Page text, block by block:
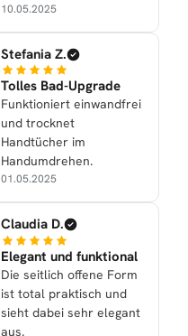
10.05.2025
Stefania Z.
Tolles Bad-Upgrade
Funktioniert einwandfrei
und trocknet
Handtücher im
Handumdrehen.
01.05.2025
Claudia D.
Elegant und funktional
Die seitlich offene Form
ist total praktisch und
sieht dabei sehr elegant
aus.